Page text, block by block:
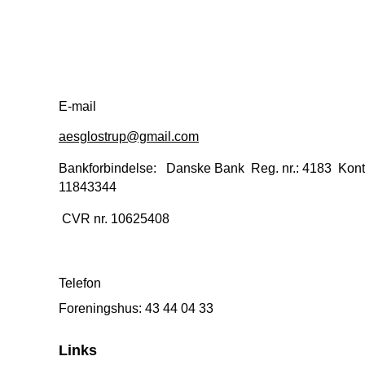
E-mail
aesglostrup@gmail.com
Bankforbindelse: Danske Bank Reg. nr.: 4183
11843344
CVR nr. 10625408
Telefon
Foreningshus: 43 44 04 33
Links